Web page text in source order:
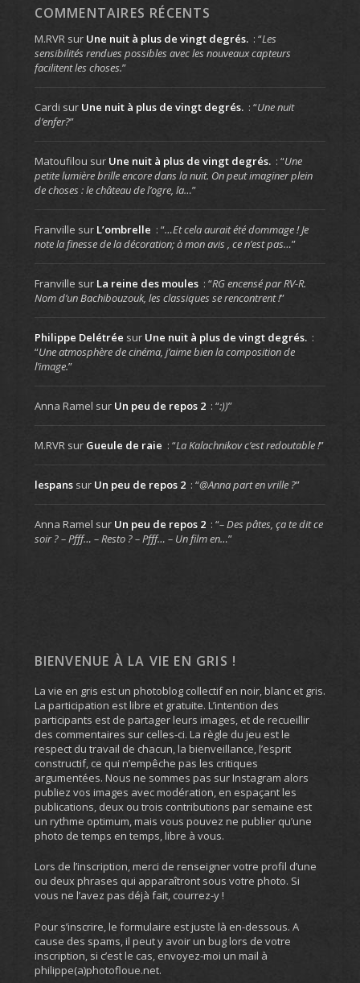
COMMENTAIRES RÉCENTS
M.RVR sur Une nuit à plus de vingt degrés. : “Les
sensibilités rendues possibles avec les nouveaux capteurs
facilitent les choses.”
Cardi sur Une nuit à plus de vingt degrés. : “Une nuit
d’enfer?”
Matoufilou sur Une nuit à plus de vingt degrés. : “Une
petite lumière brille encore dans la nuit. On peut imaginer plein
de choses : le château de l’ogre, la…”
Franville sur L’ombrelle : “…Et cela aurait été dommage ! Je
note la finesse de la décoration; à mon avis , ce n’est pas…”
Franville sur La reine des moules : “RG encensé par RV-R.
Nom d’un Bachibouzouk, les classiques se rencontrent !”
Philippe Delétrée sur Une nuit à plus de vingt degrés. :
“Une atmosphère de cinéma, j’aime bien la composition de
l’image.”
Anna Ramel sur Un peu de repos 2 : “:))”
M.RVR sur Gueule de raie : “La Kalachnikov c’est redoutable !”
lespanssur Un peu de repos 2 : “@Anna part en vrille ?”
Anna Ramel sur Un peu de repos 2 : “– Des pâtes, ça te dit ce
soir ? – Pfff… – Resto ? – Pfff… – Un film en…”
BIENVENUE À LA VIE EN GRIS !
La vie en gris est un photoblog collectif en noir, blanc et gris.
La participation est libre et gratuite. L’intention des
participants est de partager leurs images, et de recueillir
des commentaires sur celles-ci. La règle du jeu est le
respect du travail de chacun, la bienveillance, l’esprit
constructif, ce qui n’empêche pas les critiques
argumentées. Nous ne sommes pas sur Instagram alors
publiez vos images avec modération, en espaçant les
publications, deux ou trois contributions par semaine est
un rythme optimum, mais vous pouvez ne publier qu’une
photo de temps en temps, libre à vous.
Lors de l’inscription, merci de renseigner votre profil d’une
ou deux phrases qui apparaîtront sous votre photo. Si
vous ne l’avez pas déjà fait, courrez-y !
Pour s’inscrire, le formulaire est juste là en-dessous. A
cause des spams, il peut y avoir un bug lors de votre
inscription, si c’est le cas, envoyez-moi un mail à
philippe(a)photofloue.net.